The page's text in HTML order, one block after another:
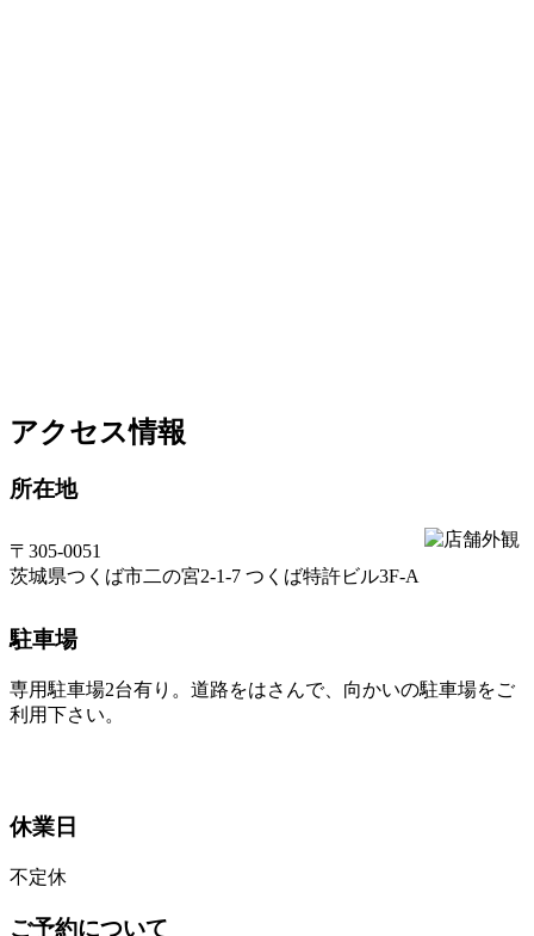
アクセス情報
所在地
〒305-0051
茨城県つくば市二の宮2-1-7 つくば特許ビル3F-A
駐車場
専用駐車場2台有り。道路をはさんで、向かいの駐車場をご
利用下さい。
休業日
不定休
ご予約について